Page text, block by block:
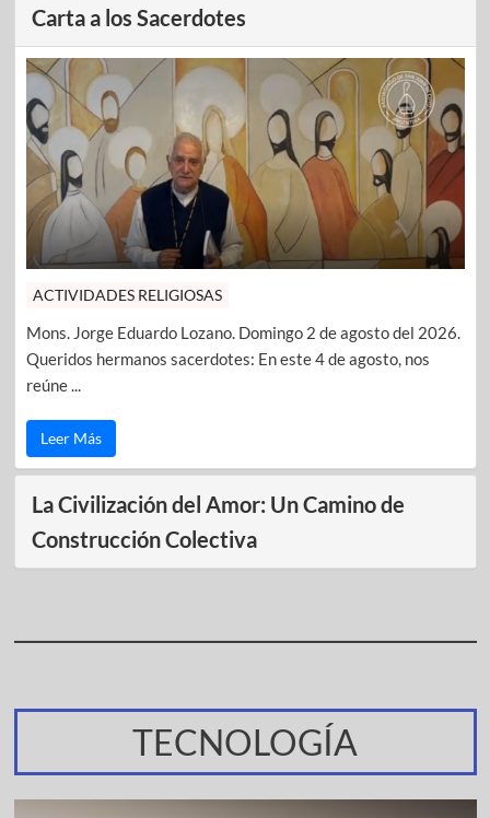
Carta a los Sacerdotes
ACTIVIDADES RELIGIOSAS
Mons. Jorge Eduardo Lozano. Domingo 2 de agosto del 2026.
Queridos hermanos sacerdotes: En este 4 de agosto, nos
reúne ...
Leer Más
La Civilización del Amor: Un Camino de
Construcción Colectiva
TECNOLOGÍA